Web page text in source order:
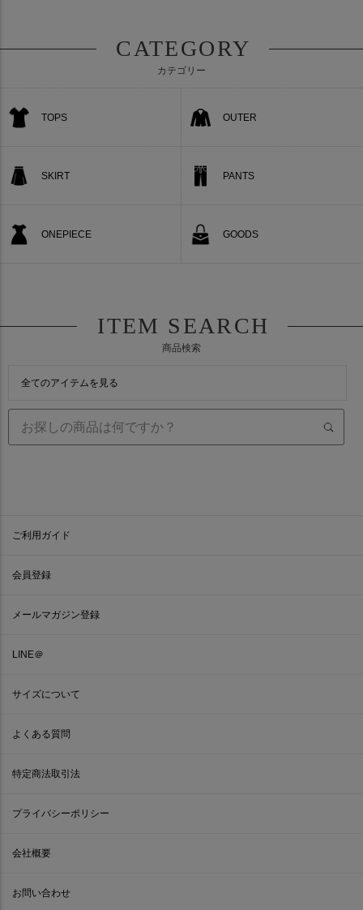
CATEGORY
カテゴリー
TOPS OUTER
SKIRT PANTS
ONEPIECE GOODS
ITEM SEARCH
商品検索
全てのアイテムを見る
ご利用ガイド
会員登録
メールマガジン登録
LINE＠
サイズについて
よくある質問
特定商法取引法
プライバシーポリシー
会社概要
お問い合わせ